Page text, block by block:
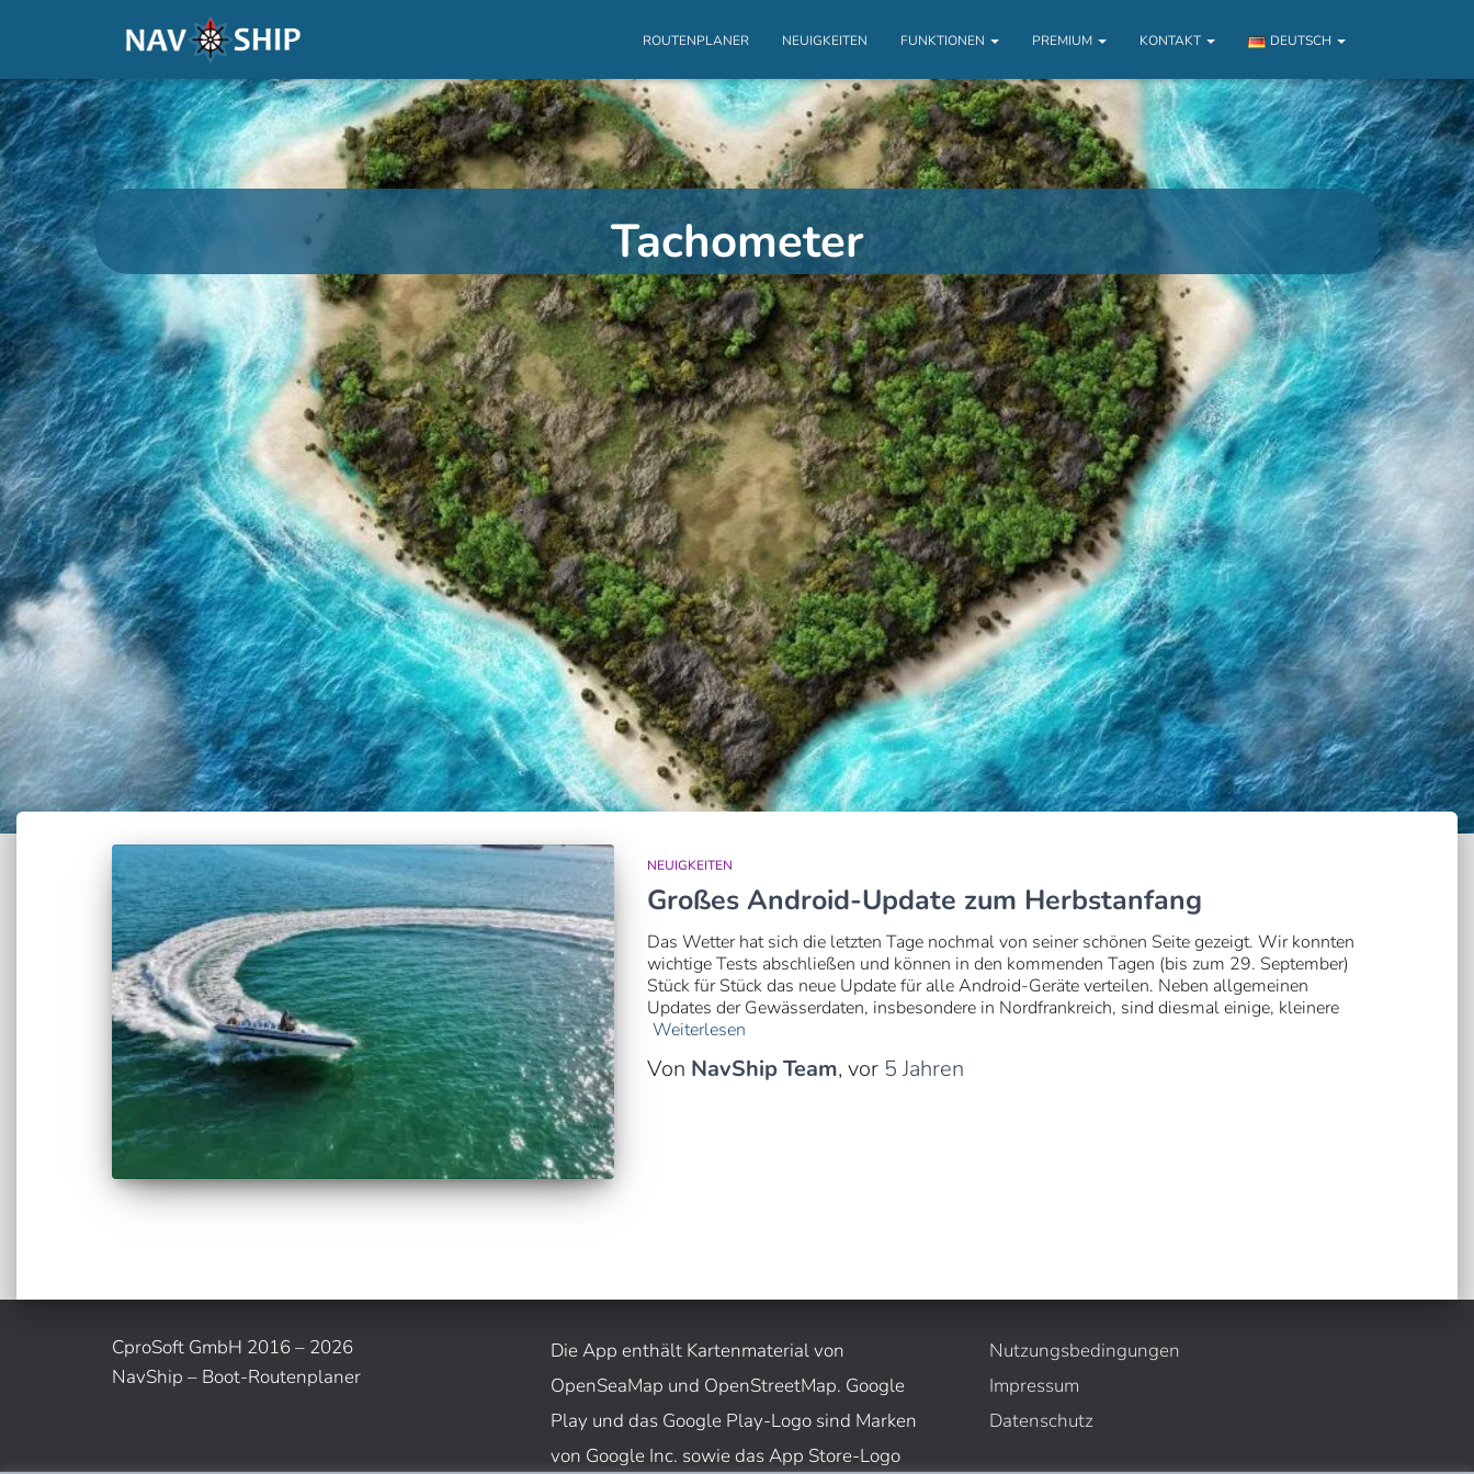
ROUTENPLANER NEUIGKEITEN FUNKTIONEN PREMIUM KONTAKT DEUTSCH
Tachometer
NEUIGKEITEN
Großes Android-Update zum Herbstanfang
Das Wetter hat sich die letzten Tage nochmal von seiner schönen Seite gezeigt. Wir konnten
wichtige Tests abschließen und können in den kommenden Tagen (bis zum 29. September)
Stück für Stück das neue Update für alle Android-Geräte verteilen. Neben allgemeinen
Updates der Gewässerdaten, insbesondere in Nordfrankreich, sind diesmal einige, kleinere
Weiterlesen
Von NavShip Team, vor 5 Jahren
CproSoft GmbH 2016 – 2026
NavShip – Boot-Routenplaner
Die App enthält Kartenmaterial von
OpenSeaMap und OpenStreetMap. Google
Play und das Google Play-Logo sind Marken
von Google Inc. sowie das App Store-Logo
Nutzungsbedingungen
Impressum
Datenschutz